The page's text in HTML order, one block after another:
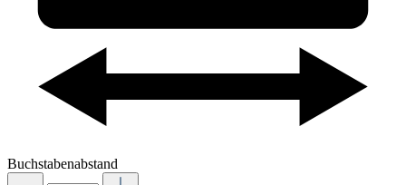
Buchstabenabstand